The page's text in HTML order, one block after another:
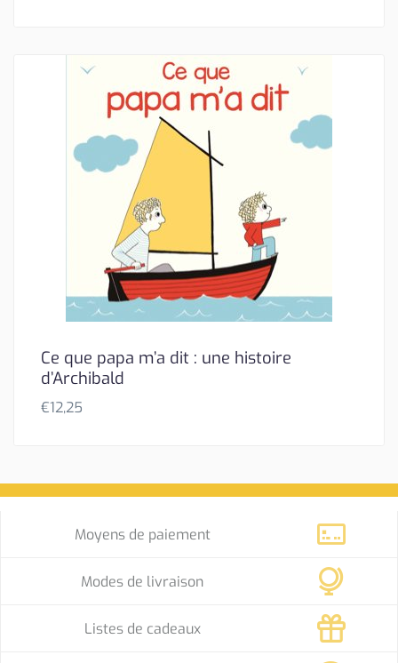
Ce que papa m’a dit : une histoire
d’Archibald
€12,25
Moyens de paiement
Modes de livraison
Listes de cadeaux